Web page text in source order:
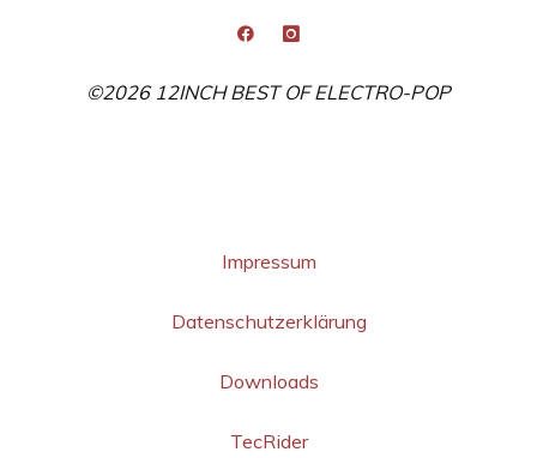
©2026 12INCH BEST OF ELECTRO-POP
Impressum
Datenschutzerklärung
Downloads
TecRider